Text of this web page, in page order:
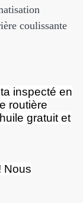
coulissante
inspecté en
routière
gratuit et
Nous